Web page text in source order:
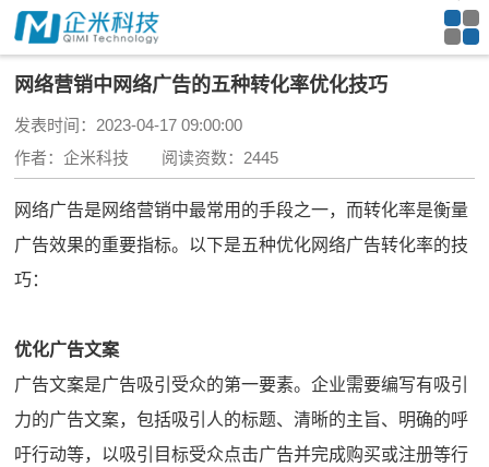
网络营销中网络广告的五种转化率优化技巧
发表时间：2023-04-17 09:00:00
作者：企米科技 阅读资数：2445
网络广告是网络营销中最常用的手段之一，而转化率是衡量
广告效果的重要指标。以下是五种优化网络广告转化率的技
巧：
优化广告文案
广告文案是广告吸引受众的第一要素。企业需要编写有吸引
力的广告文案，包括吸引人的标题、清晰的主旨、明确的呼
吁行动等，以吸引目标受众点击广告并完成购买或注册等行